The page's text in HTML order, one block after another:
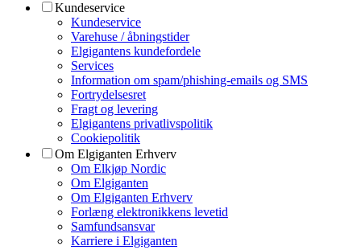
Kundeservice
Kundeservice
Varehuse / åbningstider
Elgigantens kundefordele
Services
Information om spam/phishing-emails og SMS
Fortrydelsesret
Fragt og levering
Elgigantens privatlivspolitik
Cookiepolitik
Om Elgiganten Erhverv
Om Elkjøp Nordic
Om Elgiganten
Om Elgiganten Erhverv
Forlæng elektronikkens levetid
Samfundsansvar
Karriere i Elgiganten